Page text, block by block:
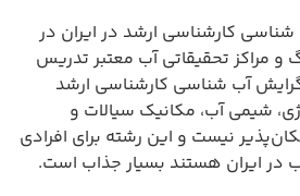
کارشناسی ارشد در ایران در
و مراکز تحقیقاتی آب معتبر تدریس
آب شناسی کارشناسی ارشد
شیمی آب، مکانیک سیالات و
نیست و این رشته برای افرادی
در ایران هستند بسیار جذاب است.